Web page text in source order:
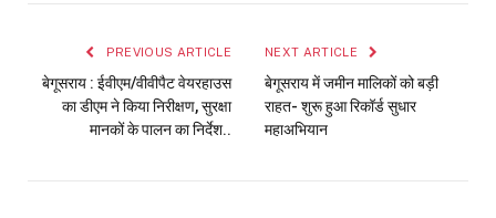
PREVIOUS ARTICLE
बेगूसराय : ईवीएम/वीवीपैट वेयरहाउस
का डीएम ने किया निरीक्षण, सुरक्षा
मानकों के पालन का निर्देश..
NEXT ARTICLE
बेगूसराय में जमीन मालिकों को बड़ी
राहत- शुरू हुआ रिकॉर्ड सुधार
महाअभियान